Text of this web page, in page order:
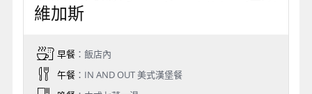
如被雷劈為兩半的半圓頂，則是此公園的註冊商
標，公園內處處美不勝收，穿過隧道您會有柳暗花
之後我們將前往加州農產品集散地～
中所停的休息站，您可買到加州各式各樣的水果及